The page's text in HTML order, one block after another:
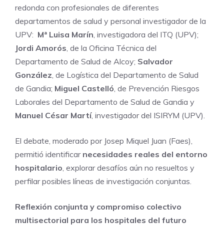
redonda con profesionales de diferentes
departamentos de salud y personal investigador de la
UPV: Mª Luisa Marín, investigadora del ITQ (UPV);
Jordi Amorós, de la Oficina Técnica del
Departamento de Salud de Alcoy; Salvador
González, de Logística del Departamento de Salud
de Gandia; Miguel Castelló, de Prevención Riesgos
Laborales del Departamento de Salud de Gandia y
Manuel César Martí, investigador del ISIRYM (UPV).
El debate, moderado por Josep Miquel Juan (Faes),
permitió identificar necesidades reales del entorno
hospitalario, explorar desafíos aún no resueltos y
perfilar posibles líneas de investigación conjuntas.
Reflexión conjunta y compromiso colectivo
multisectorial para los hospitales del futuro